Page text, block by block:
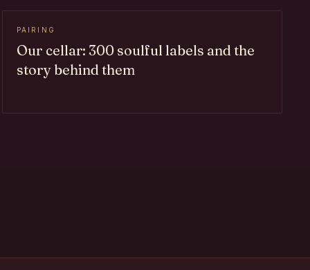
PAIRING
Our cellar: 300 soulful labels and the
story behind them